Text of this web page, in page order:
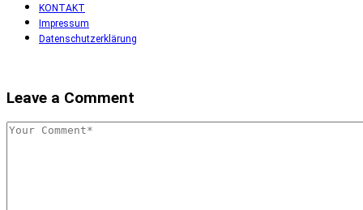
KONTAKT
Impressum
Datenschutzerklärung
Leave a Comment